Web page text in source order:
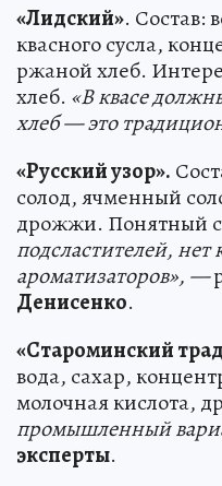
«Лидский». Состав:
квасного сусла,
ржаной хлеб.
хлеб. «В квасе
хлеб — это
«Русский узор».
солод, ячменный
дрожжи. Понятный
подсластителей, нет
ароматизаторов», —
Денисенко.
«Староминский
вода, сахар,
молочная кислота,
промышленный
эксперты.